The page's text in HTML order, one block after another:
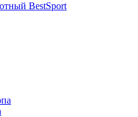
BestSport